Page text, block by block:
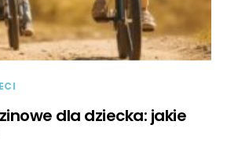
dla dziecka: jakie